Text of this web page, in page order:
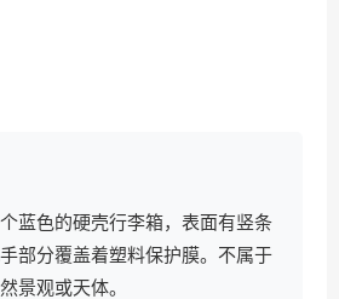
蓝色的硬壳行李箱，表面有竖条
部分覆盖着塑料保护膜。不属于
景观或天体。